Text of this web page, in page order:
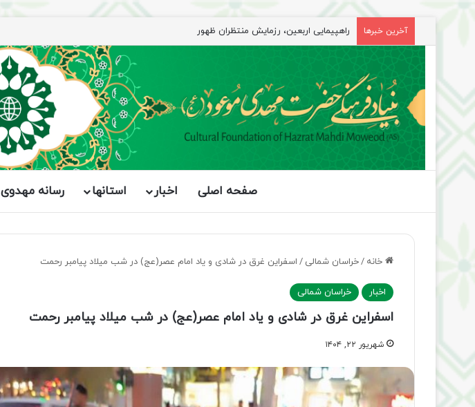
آخرین خبرها
جلسه شورای سیاستگذاری فعالیت های مهدوی مازنداران برگزار شد
صفحه اصلی اخبار استانها رسانه مهدوی
خانه /خراسان شمالی / اسفراین غرق در شادی و یاد امام عصر(عج) در شب میلاد پیامبر رحمت
اخبار خراسان شمالی
اسفراین غرق در شادی و یاد امام عصر(عج) در شب میلاد پیامبر رحمت
شهریور ۲۲, ۱۴۰۴